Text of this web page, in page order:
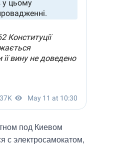
под Киевом
с электросамокатом,